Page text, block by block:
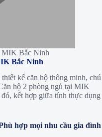
MIK Bắc Ninh
Bắc Ninh
kế căn hộ thông minh, chú
hộ 2 phòng ngủ tại MIK
kết hợp giữa tính thực dụng
hợp mọi nhu cầu gia đình